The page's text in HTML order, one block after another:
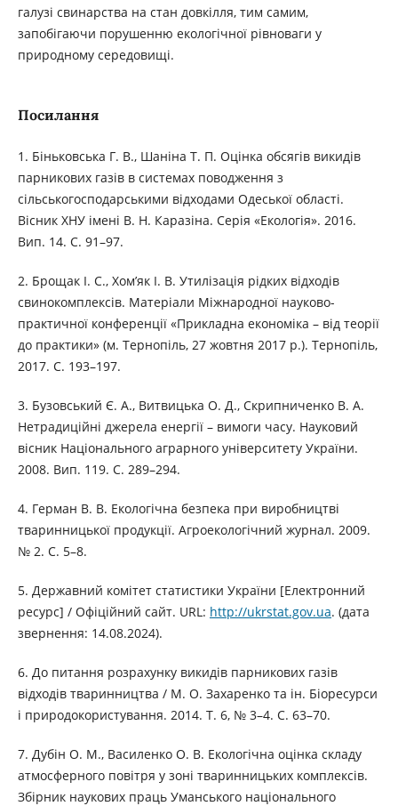
галузі свинарства на стан довкілля, тим самим,
запобігаючи порушенню екологічної рівноваги у
природному середовищі.
Посилання
1. Біньковська Г. В., Шаніна Т. П. Оцінка обсягів викидів
парникових газів в системах поводження з
сільськогосподарськими відходами Одеської області.
Вісник ХНУ імені В. Н. Каразіна. Серія «Екологія». 2016.
Вип. 14. С. 91–97.
2. Брощак І. С., Хом’як І. В. Утилізація рідких відходів
свинокомплексів. Матеріали Міжнародної науково-
практичної конференції «Прикладна економіка – від теорії
до практики» (м. Тернопіль, 27 жовтня 2017 р.). Тернопіль,
2017. С. 193–197.
3. Бузовський Є. А., Витвицька О. Д., Скрипниченко В. А.
Нетрадиційні джерела енергії – вимоги часу. Науковий
вісник Національного аграрного університету України.
2008. Вип. 119. С. 289–294.
4. Герман В. В. Екологічна безпека при виробництві
тваринницької продукції. Агроекологічний журнал. 2009.
№ 2. С. 5–8.
5. Державний комітет статистики України [Електронний
ресурс] / Офіційний сайт. URL: http://ukrstat.gov.ua. (дата
звернення: 14.08.2024).
6. До питання розрахунку викидів парникових газів
відходів тваринництва / М. О. Захаренко та ін. Біоресурси
і природокористування. 2014. Т. 6, № 3–4. С. 63–70.
7. Дубін О. М., Василенко О. В. Екологічна оцінка складу
атмосферного повітря у зоні тваринницьких комплексів.
Збірник наукових праць Уманського національного